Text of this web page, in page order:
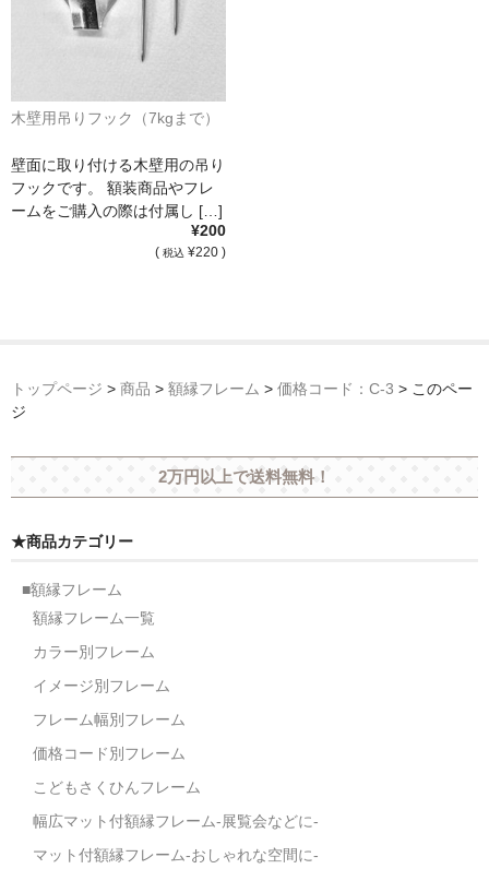
木壁用吊りフック（7kgまで）
壁面に取り付ける木壁用の吊り
フックです。 額装商品やフレ
ームをご購入の際は付属し […]
¥200
( 税込 ¥220 )
トップページ > 商品 > 額縁フレーム > 価格コード：C-3 > このペー
ジ
2万円以上で送料無料！
★商品カテゴリー
■額縁フレーム
額縁フレーム一覧
カラー別フレーム
イメージ別フレーム
フレーム幅別フレーム
価格コード別フレーム
こどもさくひんフレーム
幅広マット付額縁フレーム-展覧会などに-
マット付額縁フレーム-おしゃれな空間に-